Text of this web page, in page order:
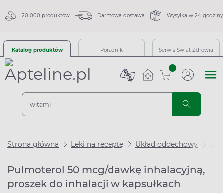
20 000 produktów Darmowa dostawa Wysyłka w 24 godziny
Katalog produktów Poradnik Serwis Świat Zdrowia
sztuk
Strona główna Leki na receptę Układ oddechowy
Pulmoterol 50 mcg/dawkę inhalacyjną,
proszek do inhalacji w kapsułkach